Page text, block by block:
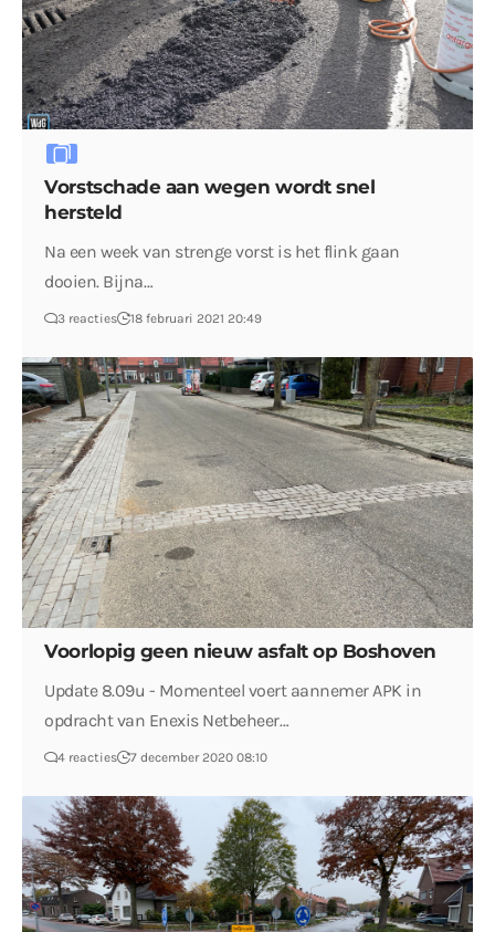
Vorstschade aan wegen wordt snel
hersteld
Na een week van strenge vorst is het flink gaan
dooien. Bijna…
3 reacties 18 februari 2021 20:49
Voorlopig geen nieuw asfalt op Boshoven
Update 8.09u - Momenteel voert aannemer APK in
opdracht van Enexis Netbeheer…
4 reacties 7 december 2020 08:10